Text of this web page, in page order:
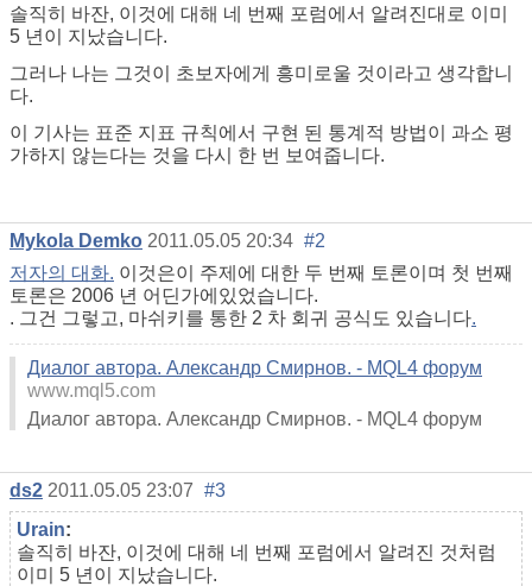
솔직히 바잔, 이것에 대해 네 번째 포럼에서 알려진대로 이미
5 년이 지났습니다.
그러나 나는 그것이 초보자에게 흥미로울 것이라고 생각합니
다.
이 기사는 표준 지표 규칙에서 구현 된 통계적 방법이 과소 평
가하지 않는다는 것을 다시 한 번 보여줍니다.
Mykola Demko 2011.05.05 20:34 #2
저자의 대화. 이것은이 주제에 대한 두 번째 토론이며 첫 번째
토론은 2006 년 어딘가에있었습니다.
. 그건 그렇고, 마쉬키를 통한 2 차 회귀 공식도 있습니다.
Диалог автора. Александр Смирнов. - MQL4 форум
www.mql5.com
Диалог автора. Александр Смирнов. - MQL4 форум
ds2 2011.05.05 23:07 #3
Urain:
솔직히 바잔, 이것에 대해 네 번째 포럼에서 알려진 것처럼
이미 5 년이 지났습니다.